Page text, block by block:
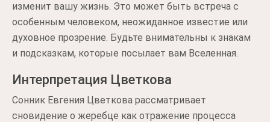
изменит вашу жизнь. Это может быть встреча с
особенным человеком, неожиданное известие или
духовное прозрение. Будьте внимательны к знакам
и подсказкам, которые посылает вам Вселенная.
Интерпретация Цветкова
Сонник Евгения Цветкова рассматривает
сновидение о жеребце как отражение процесса